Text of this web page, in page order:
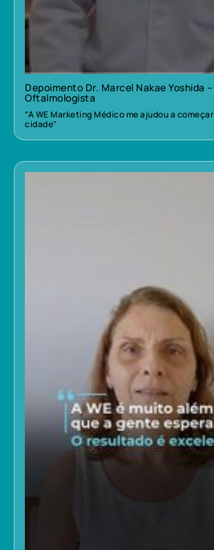
Depoimento Dr. Marcel Nakae Yoshida
Oftalmologista
“A WE Marketing Médico me ajudou a
cidade”